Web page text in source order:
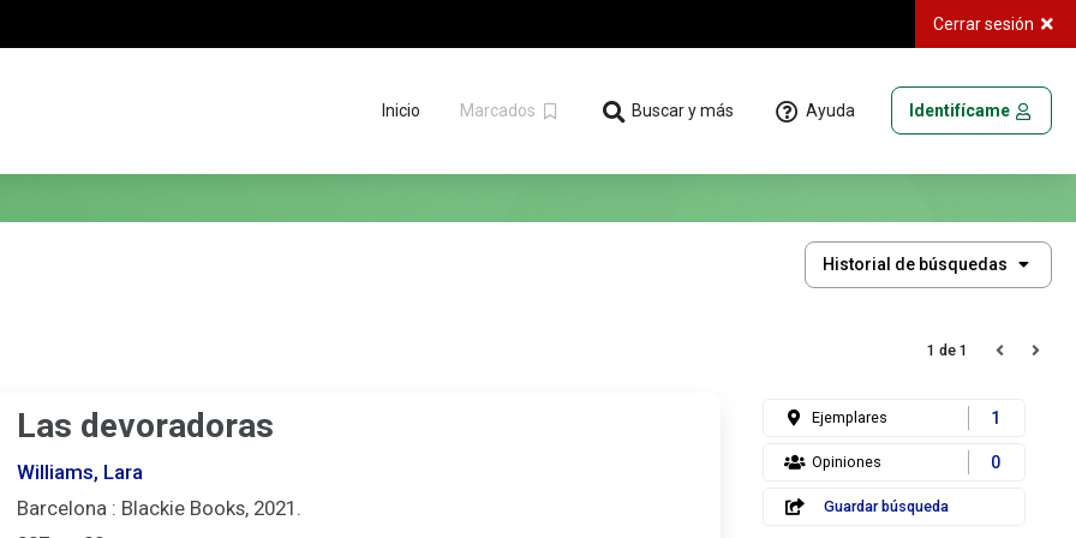
Cerrar sesión
Inicio Marcados Buscar y más Ayuda Identifícame
Historial
de
Historial de búsquedas
1 de 1
Las devoradoras
Williams, Lara
Barcelona : Blackie Books, 2021.
Ejemplares 1
Opiniones 0
Guardar búsqueda